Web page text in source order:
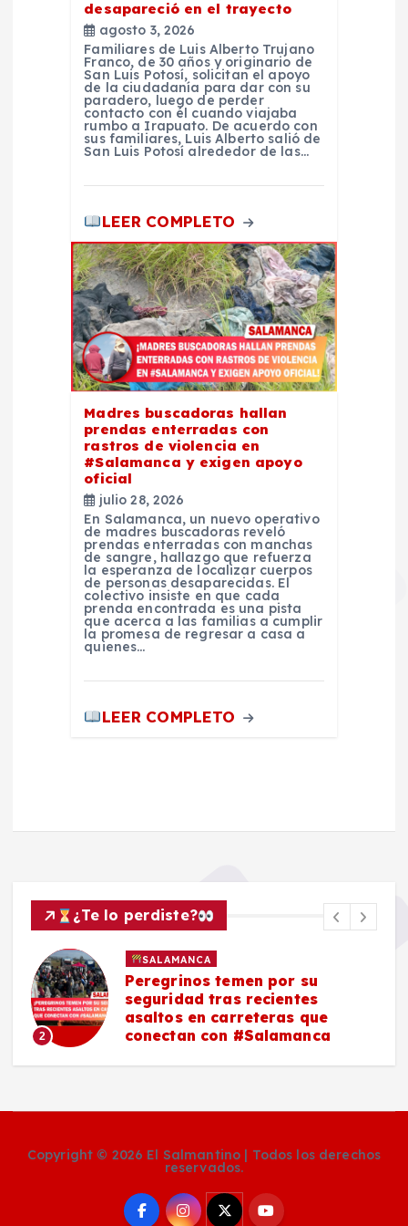
desapareció en el trayecto
agosto 3, 2026
Familiares de Luis Alberto Trujano
Franco, de 30 años y originario de
San Luis Potosí, solicitan el apoyo
de la ciudadanía para dar con su
paradero, luego de perder
contacto con él cuando viajaba
rumbo a Irapuato. De acuerdo con
sus familiares, Luis Alberto salió de
San Luis Potosí alrededor de las…
LEER COMPLETO
Madres buscadoras hallan
prendas enterradas con
rastros de violencia en
#Salamanca y exigen apoyo
oficial
julio 28, 2026
En Salamanca, un nuevo operativo
de madres buscadoras reveló
prendas enterradas con manchas
de sangre, hallazgo que refuerza
la esperanza de localizar cuerpos
de personas desaparecidas. El
colectivo insiste en que cada
prenda encontrada es una pista
que acerca a las familias a cumplir
la promesa de regresar a casa a
quienes…
LEER COMPLETO
¿Te lo perdiste?
2
SALAMANCA
Peregrinos temen por su
seguridad tras recientes
asaltos en carreteras que
conectan con #Salamanca
Copyright © 2026 El Salmantino | Todos los derechos
reservados.